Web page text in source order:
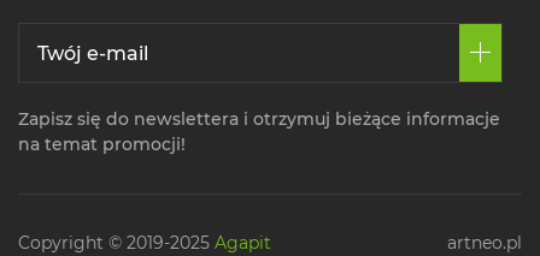
Zapisz się do newslettera i otrzymuj bieżące informacje
na temat promocji!
Copyright © 2019-2025 Agapit
artneo.pl